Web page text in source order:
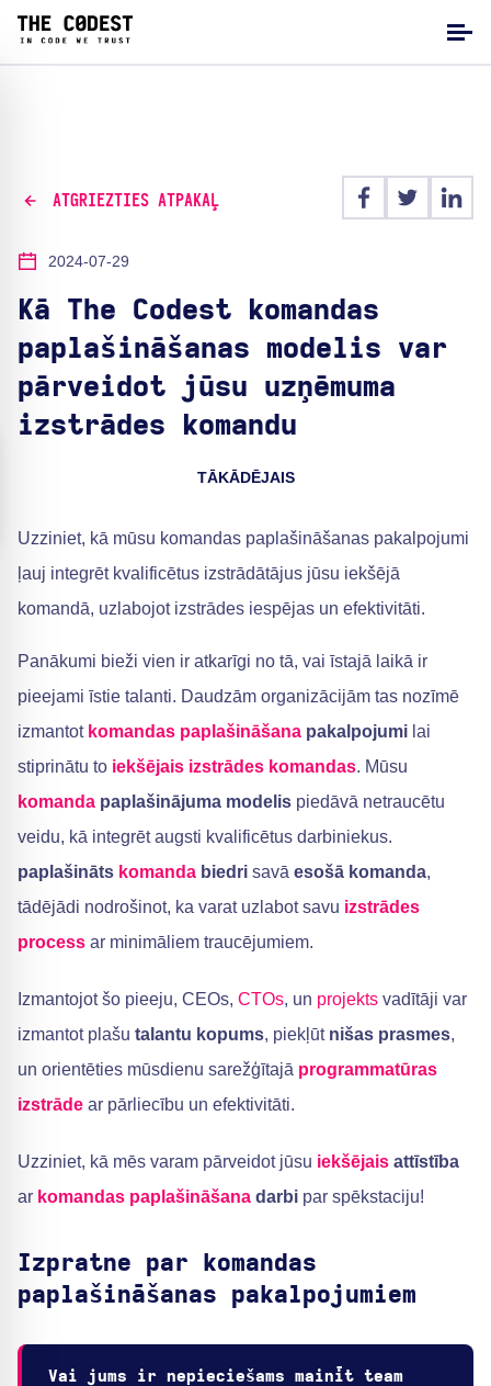
ATGRIEZTIES ATPAKAĻ
2024-07-29
Kā The Codest komandas
paplašināšanas modelis var
pārveidot jūsu uzņēmuma
izstrādes komandu
TĀKĀDĒJAIS
Uzziniet, kā mūsu komandas paplašināšanas pakalpojumi
ļauj integrēt kvalificētus izstrādātājus jūsu iekšējā
komandā, uzlabojot izstrādes iespējas un efektivitāti.
Panākumi bieži vien ir atkarīgi no tā, vai īstajā laikā ir
pieejami īstie talanti. Daudzām organizācijām tas nozīmē
izmantot komandas paplašināšana pakalpojumi lai
stiprinātu to iekšējais izstrādes komandas. Mūsu
komanda paplašinājuma modelis piedāvā netraucētu
veidu, kā integrēt augsti kvalificētus darbiniekus.
paplašināts komanda biedri savā esošā komanda,
tādējādi nodrošinot, ka varat uzlabot savu izstrādes
process ar minimāliem traucējumiem.
Izmantojot šo pieeju, CEOs, CTOs, un projekts vadītāji var
izmantot plašu talantu kopums, piekļūt nišas prasmes,
un orientēties mūsdienu sarežģītajā programmatūras
izstrāde ar pārliecību un efektivitāti.
Uzziniet, kā mēs varam pārveidot jūsu iekšējais attīstība
ar komandas paplašināšana darbi par spēkstaciju!
Izpratne par komandas
paplašināšanas pakalpojumiem
Vai jums ir nepieciešams mainīt team